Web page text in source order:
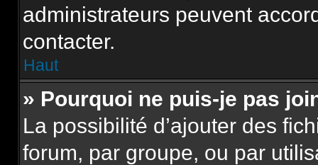
administrateurs peuvent
contacter.
Haut
» Pourquoi ne puis-je pas
La possibilité d’ajouter des
forum, par groupe, ou par